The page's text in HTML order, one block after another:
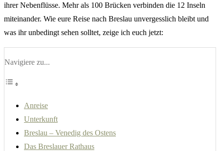
ihrer Nebenflüsse. Mehr als 100 Brücken verbinden die 12 Inseln
miteinander. Wie eure Reise nach Breslau unvergesslich bleibt und
was ihr unbedingt sehen solltet, zeige ich euch jetzt:
Navigiere zu...
Anreise
Unterkunft
Breslau – Venedig des Ostens
Das Breslauer Rathaus